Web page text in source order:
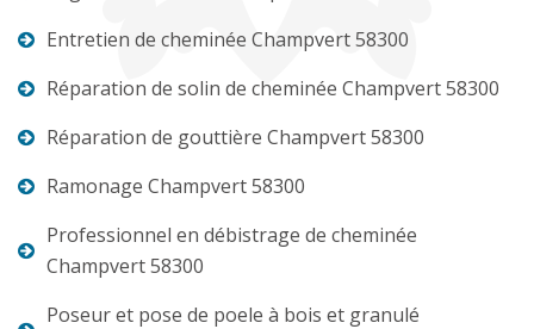
Entretien de cheminée Champvert 58300
Réparation de solin de cheminée Champvert 58300
Réparation de gouttière Champvert 58300
Ramonage Champvert 58300
Professionnel en débistrage de cheminée
Champvert 58300
Poseur et pose de poele à bois et granulé